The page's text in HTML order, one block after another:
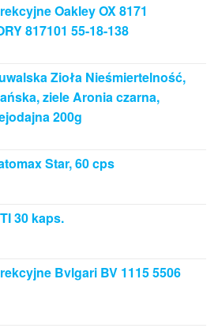
Oakley OX 8171
817101 55-18-138
Zioła Nieśmiertelność,
ziele Aronia czarna,
200g
Star, 60 cps
30 kaps.
Bvlgari BV 1115 5506